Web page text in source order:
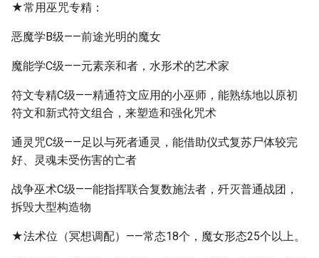
★常用巫咒专精：
恶魔学B级——前途光明的魔女
魔能学C级——元素亲和者，水形术的艺术家
符文专精C级——精通符文应用的小巫师，能熟练地以原初
符文和新式符文组合，来塑造和强化咒术
通灵咒C级——足以与死者通灵，能借助仪式复苏尸体较完
好、灵魂未受伤害的亡者
战争巫术C级——能指挥联合复数施法者，歼灭普通战团，
拆毁大型构造物
★法术位（冥想调配）——常态18个，魔女形态25个以上。